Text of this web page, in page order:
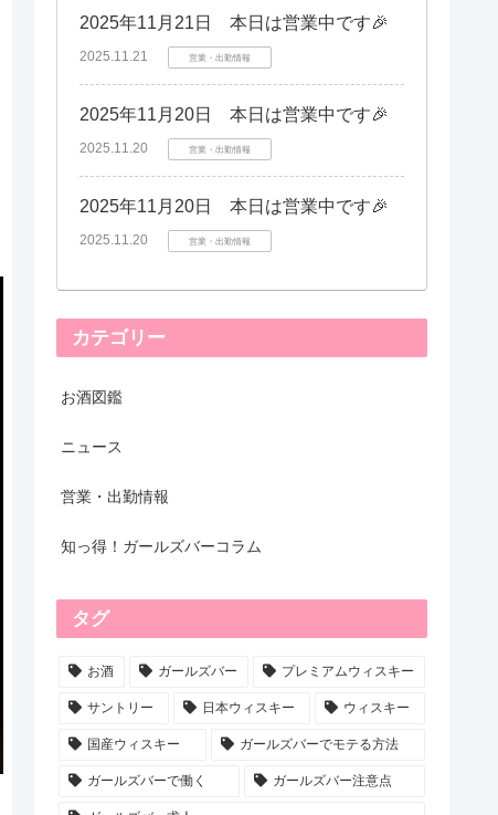
2025年11月21日 本日は営業中です🎉
2025.11.21 営業・出勤情報
2025年11月20日 本日は営業中です🎉
2025.11.20 営業・出勤情報
2025年11月20日 本日は営業中です🎉
2025.11.20 営業・出勤情報
カテゴリー
お酒図鑑
ニュース
営業・出勤情報
知っ得！ガールズバーコラム
タグ
お酒 ガールズバー プレミアムウィスキー
サントリー 日本ウィスキー ウィスキー
国産ウィスキー ガールズバーでモテる方法
ガールズバーで働く ガールズバー注意点